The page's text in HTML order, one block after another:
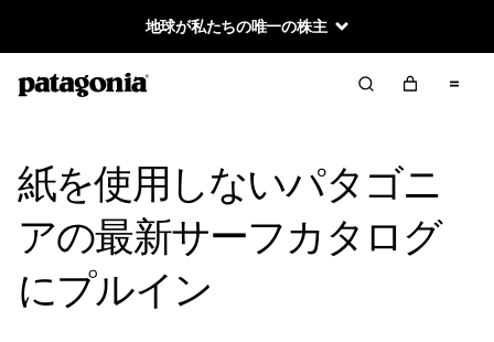
地球が私たちの唯一の株主
紙を使用しないパタゴニ
アの最新サーフカタログ
にプルイン